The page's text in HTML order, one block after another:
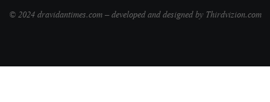
© 2024 dravidantimes.com – developed and designed by Thirdvizion.com